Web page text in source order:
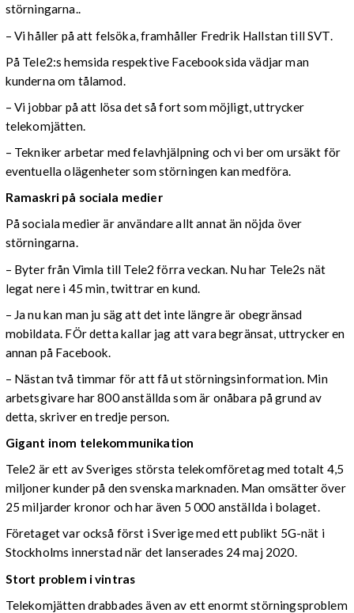
störningarna..
– Vi håller på att felsöka, framhåller Fredrik Hallstan till SVT.
På Tele2:s hemsida respektive Facebooksida vädjar man
kunderna om tålamod.
– Vi jobbar på att lösa det så fort som möjligt, uttrycker
telekomjätten.
– Tekniker arbetar med felavhjälpning och vi ber om ursäkt för
eventuella olägenheter som störningen kan medföra.
Ramaskri på sociala medier
På sociala medier är användare allt annat än nöjda över
störningarna.
– Byter från Vimla till Tele2 förra veckan. Nu har Tele2s nät
legat nere i 45 min, twittrar en kund.
– Ja nu kan man ju säg att det inte längre är obegränsad
mobildata. FÖr detta kallar jag att vara begränsat, uttrycker en
annan på Facebook.
– Nästan två timmar för att få ut störningsinformation. Min
arbetsgivare har 800 anställda som är onåbara på grund av
detta, skriver en tredje person.
Gigant inom telekommunikation
Tele2 är ett av Sveriges största telekomföretag med totalt 4,5
miljoner kunder på den svenska marknaden. Man omsätter över
25 miljarder kronor och har även 5 000 anställda i bolaget.
Företaget var också först i Sverige med ett publikt 5G-nät i
Stockholms innerstad när det lanserades 24 maj 2020.
Stort problem i vintras
Telekomjätten drabbades även av ett enormt störningsproblem